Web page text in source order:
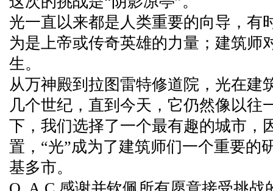
光一直以来都是人类重要的向导，有
为是上帝或传奇英雄的力量；建筑师
生。
从万神殿到拉图雷特修道院，光在建
几个世纪，直到今天，它仍然像以往
下，我们选择了一个最有趣的城市，
置，“光”成为了建筑师们一个重要的
基多市。